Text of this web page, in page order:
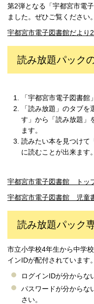
第2弾となる「宇都宮市電
ました。ぜひご覧ください。
宇都宮市電子図書館だより
読み放題パック
「宇都宮市電子図書館
「読み放題」のタブ
す」から「読み放題」
ます。
読みたい本を見つけて
に読むことが出来ます。
宇都宮市電子図書館 トッ
宇都宮市電子図書館 児童
読み放題パック
市立小学校4年生から中学
インIDが配付されています。
ログインIDが分からな
パスワードが分からな
さい。